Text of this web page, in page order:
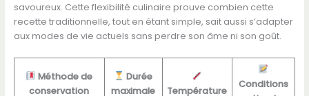
savoureux. Cette flexibilité culinaire prouve combien cette
recette traditionnelle, tout en étant simple, sait aussi s’adapter
aux modes de vie actuels sans perdre son âme ni son goût.
Méthode de
conservation
Durée
maximale
Température
Conditions